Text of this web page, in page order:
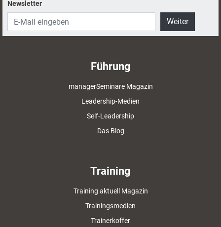
Newsletter
Weiter
Führung
managerSeminare Magazin
Leadership-Medien
Self-Leadership
Das Blog
Training
Training aktuell Magazin
Trainingsmedien
Trainerkoffer